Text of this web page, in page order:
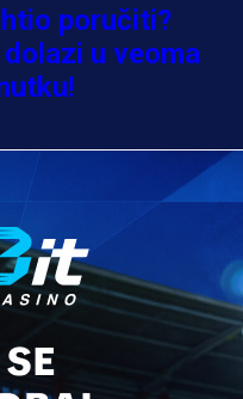
poručiti?
u veoma